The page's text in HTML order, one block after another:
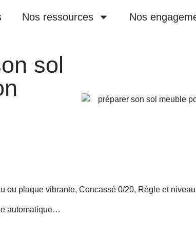
Nos ressources Nos
sol
plaque vibrante, Concassé 0/20, Règle et
automatique…